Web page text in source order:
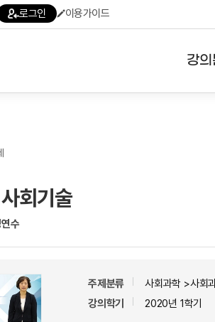
로그인 이용가이드
강
회기술
수
주제분류
사회과학 >사회
강의학기
2020년 1학기